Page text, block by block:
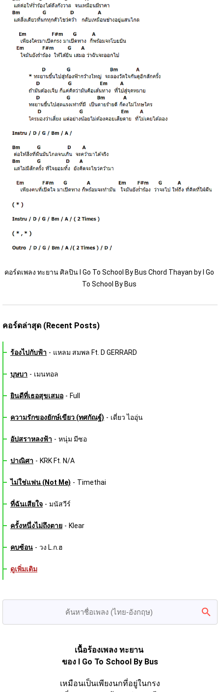
คอร์ดเพลง ทะยาน ศิลปิน I Go To School By Bus Chord Thayan by I Go
To School By Bus
คอร์ดล่าสุด (Recent Posts)
ร้องไปกับฟ้า - แหลม สมพล Ft. D GERRARD
บุษบา - เมนทอล
ยินดีที่เธอสุขเสมอ - Full
ความรักของยักษ์เขียว (ทศกัณฐ์) - เดี่ยว ไออุ่น
อัปสราหลงฟ้า - หนุ่ม มีซอ
ปาณิศา - KRK Ft. N/A
ไม่ใช่แฟน (Not Me) - Timethai
ที่ฉันเสียใจ - มนัสวีร์
ครั้งหนึ่งไม่ถึงตาย - Klear
คบซ้อน - วง L.ก.ฮ
ดูเพิ่มเติม
เนื้อร้องเพลง ทะยาน
ของ I Go To School By Bus
เหมือนเป็นเพียงนกที่อยู่ในกรง